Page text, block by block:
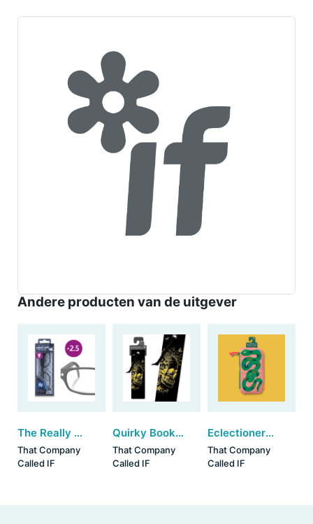
Andere producten van de uitgever
The Really Useful Light-Up Readers - Concept (+2.5)
That Company
Called IF
Quirky Bookmarks - Gold Skull (set van 3)
That Company
Called IF
Eclectionery Pencil Case - Snake
That Company
Called IF